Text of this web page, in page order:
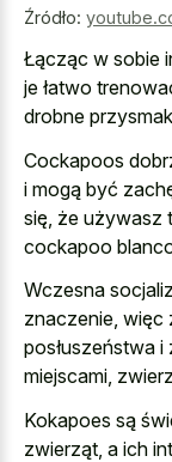
Źródło:
Łącząc w sobie
je łatwo
drobne
Cockapoos
i mogą być
się, że używasz
cockapoo
Wczesna
znaczenie, więc
posłuszeństwa
miejscami,
Kokapoes są
zwierząt, a ich